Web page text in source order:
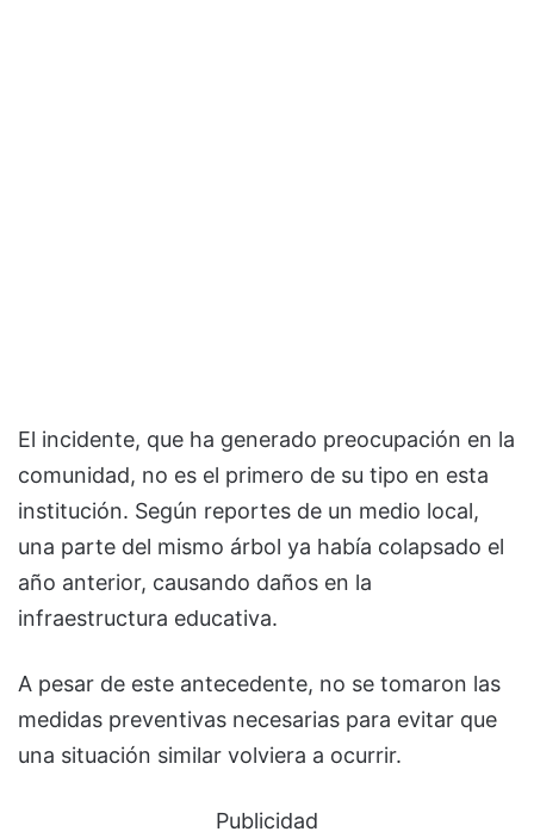
El incidente, que ha generado preocupación en la
comunidad, no es el primero de su tipo en esta
institución. Según reportes de un medio local,
una parte del mismo árbol ya había colapsado el
año anterior, causando daños en la
infraestructura educativa.
A pesar de este antecedente, no se tomaron las
medidas preventivas necesarias para evitar que
una situación similar volviera a ocurrir.
Publicidad